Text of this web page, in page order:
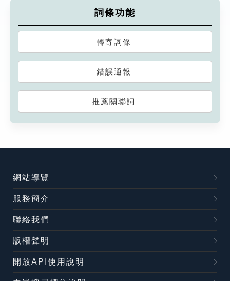
詞條功能
轉寄詞條
錯誤通報
推薦關聯詞
:::
網站導覽
服務簡介
聯絡我們
版權聲明
開放API使用說明